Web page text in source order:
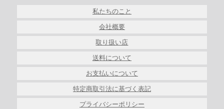
私たちのこと
会社概要
取り扱い店
送料について
お支払いについて
特定商取引法に基づく表記
プライバシーポリシー